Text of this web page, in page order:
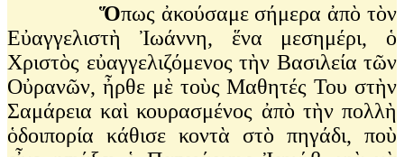
Ὅπως ἀκούσαμε σήμερα ἀπὸ τὸν
Εὐαγγελιστὴ Ἰωάννη, ἕνα μεσημέρι, ὁ
Χριστὸς εὐαγγελιζόμενος τὴν Βασιλεία τῶν
Οὐρανῶν, ἦρθε μὲ τοὺς Μαθητές Του στὴν
Σαμάρεια καὶ κουρασμένος ἀπὸ τὴν πολλὴ
ὁδοιπορία κάθισε κοντὰ στὸ πηγάδι, ποὺ